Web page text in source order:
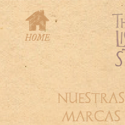
NUESTRAS
MARCAS